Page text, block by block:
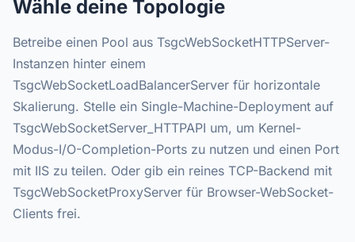
Wähle deine Topologie
Betreibe einen Pool aus TsgcWebSocketHTTPServer-
Instanzen hinter einem
TsgcWebSocketLoadBalancerServer für horizontale
Skalierung. Stelle ein Single-Machine-Deployment auf
TsgcWebSocketServer_HTTPAPI um, um Kernel-
Modus-I/O-Completion-Ports zu nutzen und einen Port
mit IIS zu teilen. Oder gib ein reines TCP-Backend mit
TsgcWebSocketProxyServer für Browser-WebSocket-
Clients frei.